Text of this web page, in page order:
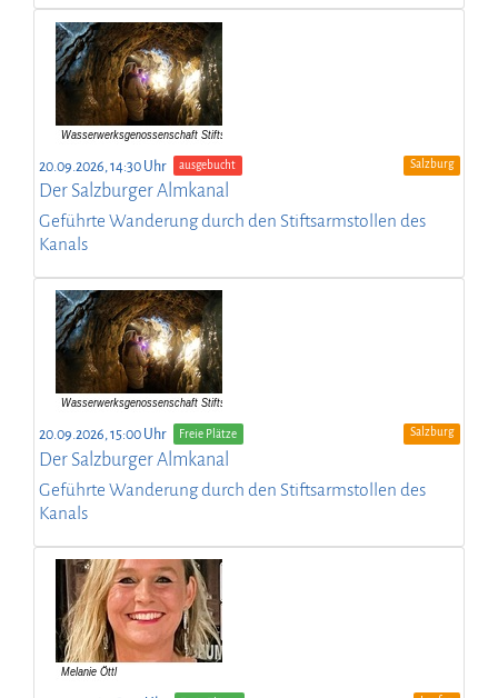
20.09.2026, 14:30 Uhr ausgebucht Salzburg
Der Salzburger Almkanal
Geführte Wanderung durch den Stiftsarmstollen des
Kanals
20.09.2026, 15:00 Uhr Freie Plätze Salzburg
Der Salzburger Almkanal
Geführte Wanderung durch den Stiftsarmstollen des
Kanals